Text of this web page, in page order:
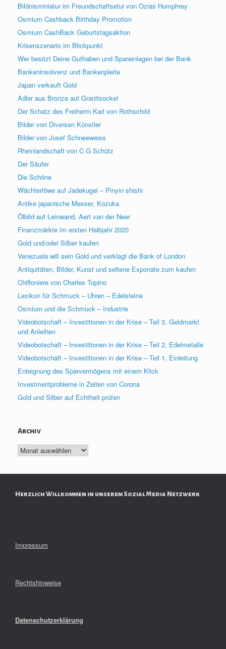
Bildnisminiatur im Freundschaftsetui von Ozias Humphrey
Osmium Cashback Birthday Promotion
Osmium CashBack Geburtstagsaktion
Krisenszenario im Blickpunkt
Wer besitzt Deine Guthaben und Spareinlagen bei der Bank
Bankeninsolvenz und Bankenpleite
Japan verkauft Gold
Adler aus Bronze auf Granitsockel
Der Schatz des Freiherrn Karl von Rothschild
Bilder von Diversen Künstler
Bilder von Josef Schneeweiss
Rheinlandschaft von C G Schütz
Der Säufer
Die Schöne
Wächterlöwe auf Jadekugel – Pinyin shishi
Antike japanische Messer, Kozuka
Ölbild auf Leinwand, Aert van der Neer
Finanzmärkte im ersten Halbjahr 2020
Gold und/oder Silber kaufen
Venezuela will sein Gold und verklagt die Bank of London
Antiquitäten, Bilder, Kunst und seltene Exponate zum kaufen
Chiffoniere von Charles Topino
Lexikon für Schmuck – Uhren – Edelsteine
Osmium und die Schmuck – Industrie
Videobotschaft – Investitionen in der Krise – Teil 3, Geldmarkt
und Anleihen
Videobotschaft – Investitionen in der Krise – Teil 2, Edelmetalle
Videobotschaft – Investitionen in der Krise – Teil 1, Einleitung
Enteignung des Sparvermögens mit einem Klick
Investmentprobleme in Zeiten von Corona
Gold und Silber auf Echtheit prüfen
Archiv
Archiv
Herzlich Willkommen in unserem Sozial Media Netzwerk
Impressum
Rechtshinweise
Datenschutzerklärung